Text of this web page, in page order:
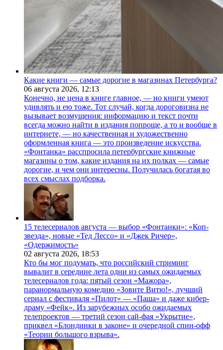
Какие книги — самые дорогие в магазинах Петербурга?
06 августа 2026, 12:13
Конечно, не цена в книге главное, — но книги умеют
удивлять и ею тоже. Тот случай, когда дороговизна не
вызывает возмущения: информацию и текст почти
всегда можно найти в издания попроще, а то и вообще в
интернете, — но качественная и художественно
оформленная книга — это произведение искусства.
«Фонтанка» расспросила петербургские книжные
магазины о том, какие издания на их полках — самые
дорогие, и чем они интересны. Получилась богатая во
всех смыслах подборка.
15 телесериалов августа — выбор «Фонтанки»: «Коп-
звезда», новые «Тед Лессо» и «Джек Ричер»,
«Одержимость»
02 августа 2026, 18:53
Кто бы мог подумать, что российский стриминг
вывалит в середине лета одни из самых ожидаемых
телесериалов года: пятый сезон «Мажора»,
паранормальную комедию «Зовите Витю!», лучший
сериал с фестиваля «Пилот» — «Паша» и даже кибер-
драму «Фейк». Из зарубежных особо ожидаемых
телепроектов — третий сезон сай-фая «Укрытие»,
приквел «Блондинки в законе» и очередной спин-офф
«Теории большого взрыва».